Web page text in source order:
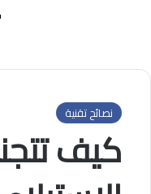
نصائح تقنية
كيف